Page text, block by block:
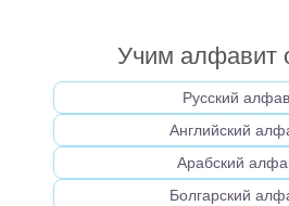
Учим алфавит
Русский
Английский
Арабский
Болгарский